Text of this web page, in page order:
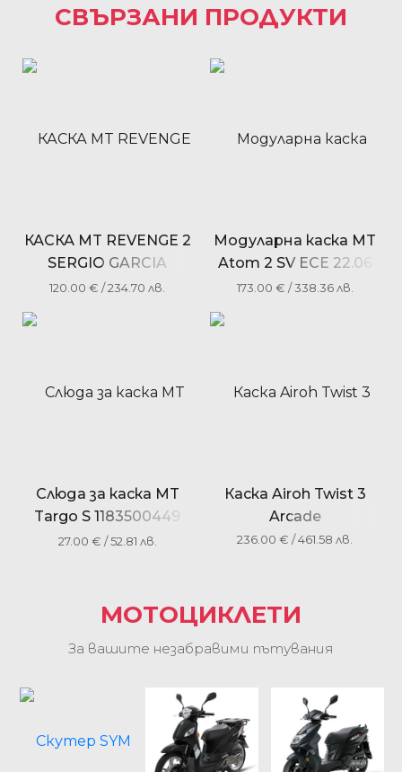
СВЪРЗАНИ ПРОДУКТИ
КАСКА MT REVENGE 2
SERGIO GARCIA
МЕТАЛИК
120.00 € / 234.70 лв.
Модуларна каска MT
Atom 2 SV ECE 22.06
Bast A0
173.00 € / 338.36 лв.
Слюда за каска MT
Targo S 1183500449
V14B тъмен
27.00 € / 52.81 лв.
Каска Airoh Twist 3
Arcade
236.00 € / 461.58 лв.
МОТОЦИКЛЕТИ
За вашите незабравими пътувания